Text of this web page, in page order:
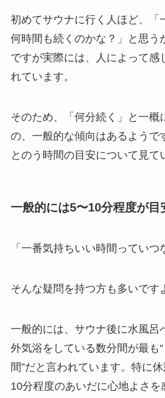
初めてサウナに行く人ほど、「
何時間も続くのかな？」と思う
ですが実際には、人によって感
れています。
そのため、「何分続く」と一概
の、一般的な傾向はあるようで
とのう時間の目安について見て
一般的には5〜10分程度が目
「一番気持ちいい時間っていつ
そんな疑問を持つ方も多いです
一般的には、サウナ後に水風呂
外気浴をしている数分間が最も
間”だと言われています。特に
10分程度のあいだに心地よさを